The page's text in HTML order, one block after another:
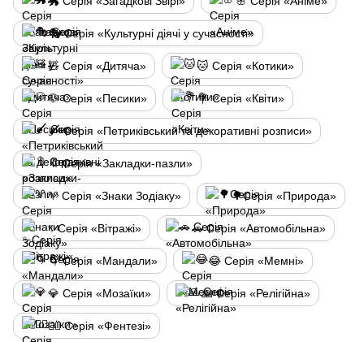
🎭 Серія «Культурні діячі у сучасності»
🧸 Серія «Дитяча» 🐱 Серія «Котики»
🐶 Серія «Песики» 💐 Серія «Квіти»
🖌️ Серія «Петриківський та декоративні розписи»
🔖 Серія «Закладки-пазли»
♈ Серія «Знаки Зодіаку» 🌳Серія «Природа»
✨Серія «Вітражі» 🚗 Серія «Автомобільна»
🌀 Серія «Мандали» 😂 Серія «Мемні»
💎 Серія «Мозаїки» 🙏 Серія «Релігійна»
🧙‍♂️ Серія «Фентезі»